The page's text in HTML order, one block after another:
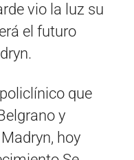
vio la luz su
el futuro
que
y
hoy